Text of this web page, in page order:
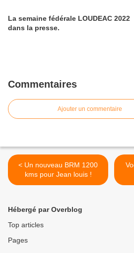
La semaine fédérale LOUDEAC 2022
dans la presse.
Commentaires
Ajouter un commentaire
< Un nouveau BRM 1200
kms pour Jean louis !
Hébergé par Overblog
Top articles
Pages